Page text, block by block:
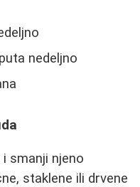
nedeljno
smanji njeno
staklene ili drvene